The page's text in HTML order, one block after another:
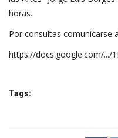
horas.
Por consultas comunicarse
https://docs.google.com/.../
Tags: